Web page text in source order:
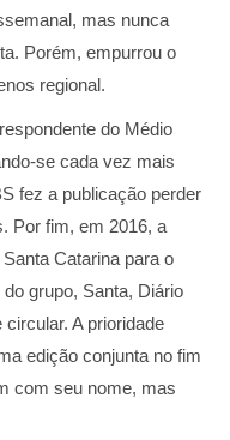
mas nunca
Porém, empurrou o
regional.
do Médio
se cada vez mais
fez a publicação perder
Por fim, em 2016, a
Catarina para o
grupo, Santa, Diário
A prioridade
edição conjunta no fim
com seu nome, mas